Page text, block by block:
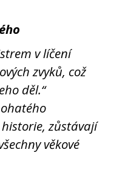
v líčení
zvyků, což
děl.“
zůstávají
věkové